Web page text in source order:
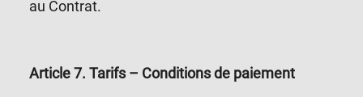
au Contrat.
Article 7. Tarifs – Conditions de paiement